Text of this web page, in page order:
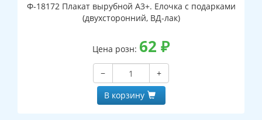
Ф-18172 Плакат вырубной А3+. Елочка с подарками
(двухсторонний, ВД-лак)
Цена розн: 62 ₽
−
+
В корзину